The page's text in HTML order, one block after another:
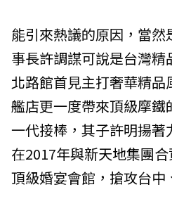
能引來熱議的原因，當
事長許調謀可說是台灣
北路館首見主打奢華精
艦店更一度帶來頂級摩
一代接棒，其子許明揚著
在2017年與新天地集團
頂級婚宴會館，搶攻台中